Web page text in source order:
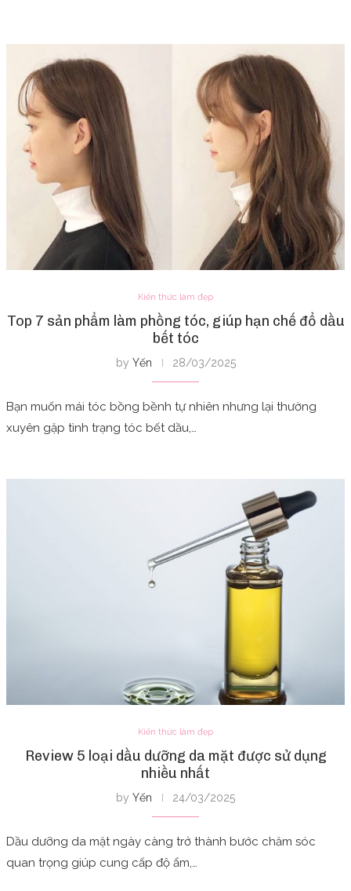
Kiến thức làm đẹp
Top 7 sản phẩm làm phồng tóc, giúp hạn chế đổ dầu
bết tóc
by Yến 28/03/2025
Bạn muốn mái tóc bồng bềnh tự nhiên nhưng lại thường
xuyên gặp tình trạng tóc bết dầu,…
Kiến thức làm đẹp
Review 5 loại dầu dưỡng da mặt được sử dụng
nhiều nhất
by Yến 24/03/2025
Dầu dưỡng da mặt ngày càng trở thành bước chăm sóc
quan trọng giúp cung cấp độ ẩm,…